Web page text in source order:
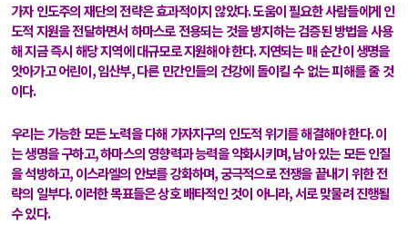
가자 인도주의 재단의 전략은 효과적이지 않았다.도움이 필요한 사람들에게 인
도적 지원을 전달하면서 하마스로 전용되는 것을 방지하는 검증된 방법을 사용
해 지금 즉시 해당 지역에 대규모로 지원해야 한다.지연되는 매 순간이 생명을
앗아가고 어린이,임산부,다른 민간인들의 건강에 돌이킬 수 없는 피해를 줄 것
이다.
우리는 가능한 모든 노력을 다해 가자지구의 인도적 위기를 해결해야 한다.이
는 생명을 구하고,하마스의 영향력과 능력을 약화시키며,남아 있는 모든 인질
을 석방하고,이스라엘의 안보를 강화하며,궁극적으로 전쟁을 끝내기 위한 전
략의 일부다.이러한 목표들은 상호 배타적인 것이 아니라,서로 맞물려 진행될
수 있다.